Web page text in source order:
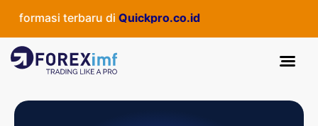
terbaru diQuickpro.co.id